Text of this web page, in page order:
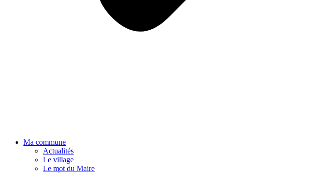
Ma commune
Actualités
Le village
Le mot du Maire